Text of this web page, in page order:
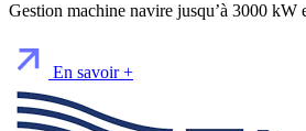
Gestion machine navire jusqu’à 3000 kW
En savoir +